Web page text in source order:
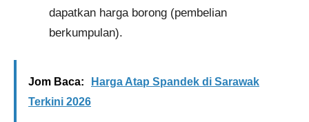
dapatkan harga borong (pembelian
berkumpulan).
Jom Baca:
Harga Atap Spandek di Sarawak
Terkini 2026